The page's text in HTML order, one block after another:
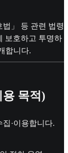
」 등 관련 법령
보호하고 투명하
합니다.
목적)
·이용합니다.